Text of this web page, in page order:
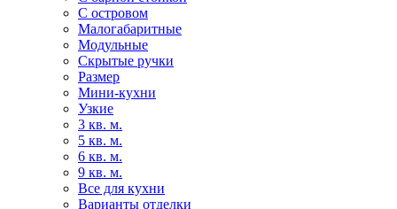
С островом
Малогабаритные
Модульные
Скрытые ручки
Размер
Мини-кухни
Узкие
3 кв. м.
5 кв. м.
6 кв. м.
9 кв. м.
Все для кухни
Варианты отделки